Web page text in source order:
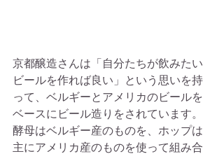
京都醸造さんは「自分たちが飲みたい
ビールを作れば良い」という思いを持
って、ベルギーとアメリカのビールを
ベースにビール造りをされています。
酵母はベルギー産のものを、ホップは
主にアメリカ産のものを使って組み合